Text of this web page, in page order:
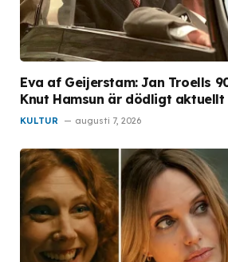
Eva af Geijerstam: Jan Troells
Knut Hamsun är dödligt aktuellt
KULTUR augusti 7, 2026